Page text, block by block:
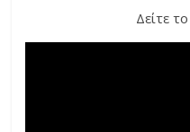
Δείτε